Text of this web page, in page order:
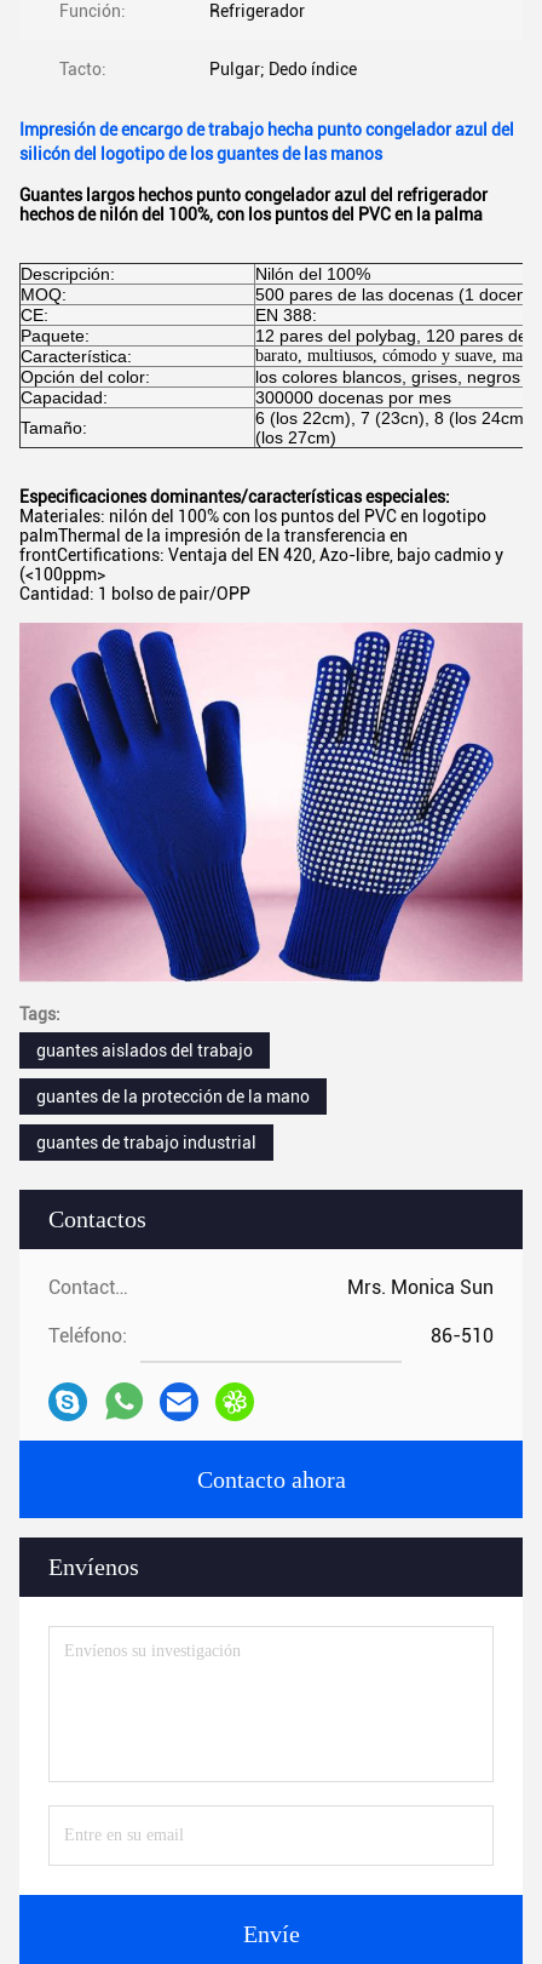
Contactos
Contactos: Mrs. Monica Sun
Teléfono: 86-510
Contacto ahora
Envíenos
Envíe
Función: Refrigerador
Tacto: Pulgar; Dedo índice
Impresión de encargo de trabajo hecha punto congelador azul del
silicón del logotipo de los guantes de las manos
Guantes largos hechos punto congelador azul del refrigerador
hechos de nilón del 100%, con los puntos del PVC en la palma
Descripción:
Nilón del 100%
MOQ:
500 pares de las docenas (1 docena
CE:
EN 388:
Paquete:
12 pares del polybag, 120 pares del
Característica:
barato, multiusos, cómodo y suave,
Opción del color:
los colores blancos, grises, negros
Capacidad:
300000 docenas por mes
Tamaño:
6 (los 22cm), 7 (23cn), 8 (los
(los 27cm)
Especificaciones dominantes/características especiales:
Materiales: nilón del 100% con los puntos del PVC en logotipo
palmThermal de la impresión de la transferencia en
frontCertifications: Ventaja del EN 420, Azo-libre, bajo cadmio y
(<100ppm>
Cantidad: 1 bolso de pair/OPP
Tags:
guantes aislados del trabajo
guantes de la protección de la mano
guantes de trabajo industrial